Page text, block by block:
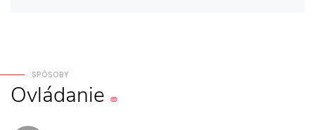
SPÔSOBY
Ovládanie